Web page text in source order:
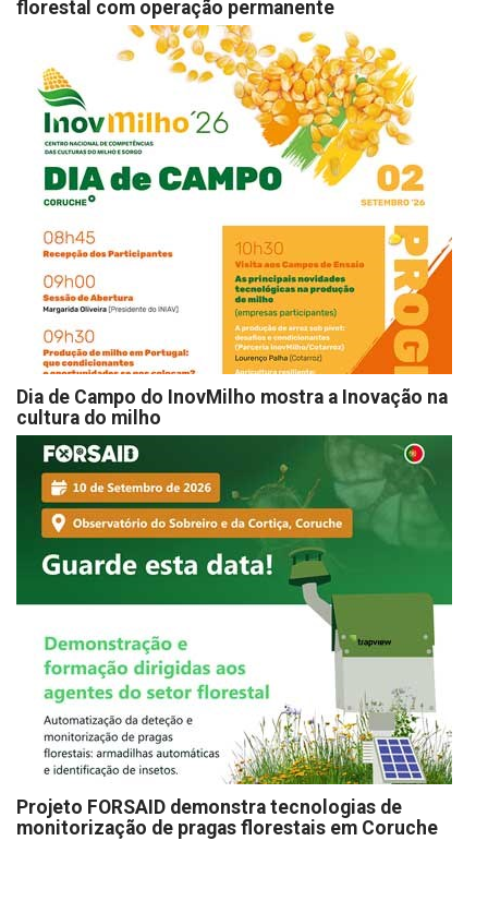
florestal com operação permanente
Dia de Campo do InovMilho mostra a Inovação na
cultura do milho
Projeto FORSAID demonstra tecnologias de
monitorização de pragas florestais em Coruche